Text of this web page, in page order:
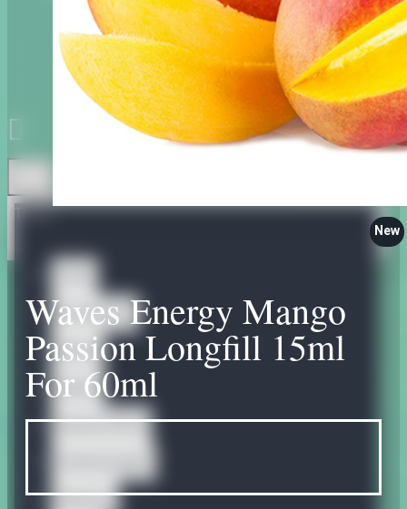
Todo
Accessories
Bases
Bases
Nicotine Shots
Abstract
New
Waves Energy Mango
Passion Longfill 15ml
For 60ml